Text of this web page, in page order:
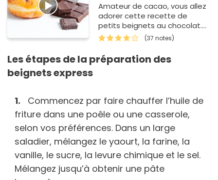
Amateur de cacao, vous allez
adorer cette recette de
petits beignets au chocolat.
En effet, pour Mardi gras ou
bien un anniversaire, les
gourmands vont ne faire qu'…
(37 notes)
Les étapes de la préparation des
beignets express
Commencez par faire chauffer l’huile de
friture dans une poêle ou une casserole,
selon vos préférences. Dans un large
saladier, mélangez le yaourt, la farine, la
vanille, le sucre, la levure chimique et le sel.
Mélangez jusqu’à obtenir une pâte